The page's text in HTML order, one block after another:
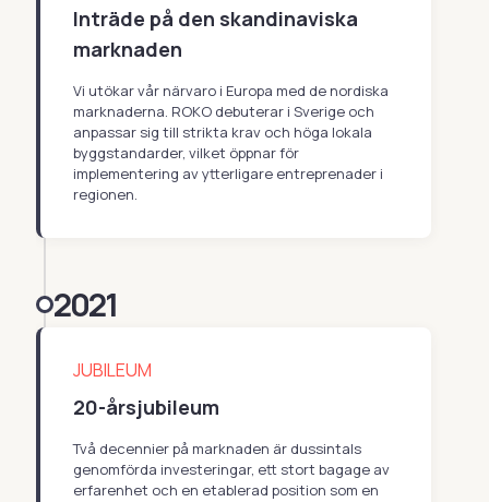
Inträde på den skandinaviska
marknaden
Vi utökar vår närvaro i Europa med de nordiska
marknaderna. ROKO debuterar i Sverige och
anpassar sig till strikta krav och höga lokala
byggstandarder, vilket öppnar för
implementering av ytterligare entreprenader i
regionen.
2021
JUBILEUM
20-årsjubileum
Två decennier på marknaden är dussintals
genomförda investeringar, ett stort bagage av
erfarenhet och en etablerad position som en